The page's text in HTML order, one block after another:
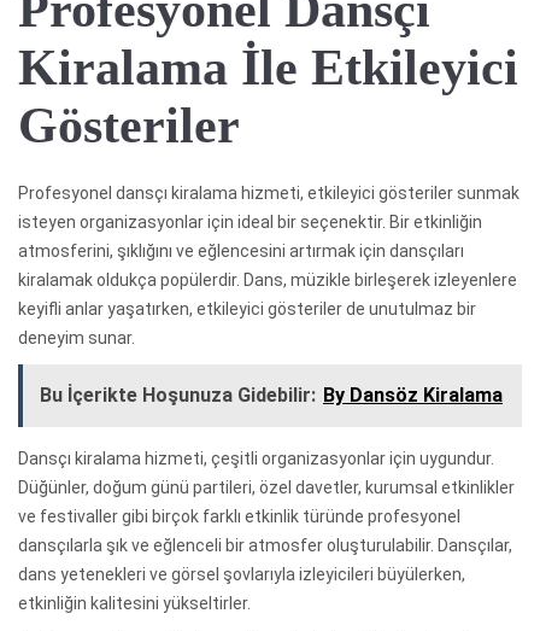
Kiralama İle Etkileyici
Gösteriler
Profesyonel dansçı kiralama hizmeti, etkileyici gösteriler sunmak
isteyen organizasyonlar için ideal bir seçenektir. Bir etkinliğin
atmosferini, şıklığını ve eğlencesini artırmak için dansçıları
kiralamak oldukça popülerdir. Dans, müzikle birleşerek izleyenlere
keyifli anlar yaşatırken, etkileyici gösteriler de unutulmaz bir
deneyim sunar.
Bu İçerikte Hoşunuza Gidebilir: By Dansöz Kiralama
Dansçı kiralama hizmeti, çeşitli organizasyonlar için uygundur.
Düğünler, doğum günü partileri, özel davetler, kurumsal etkinlikler
ve festivaller gibi birçok farklı etkinlik türünde profesyonel
dansçılarla şık ve eğlenceli bir atmosfer oluşturulabilir. Dansçılar,
dans yetenekleri ve görsel şovlarıyla izleyicileri büyülerken,
etkinliğin kalitesini yükseltirler.